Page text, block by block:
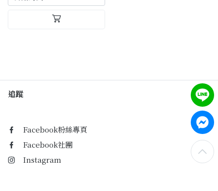
追蹤
Facebook粉絲專頁
Facebook社團
Instagram